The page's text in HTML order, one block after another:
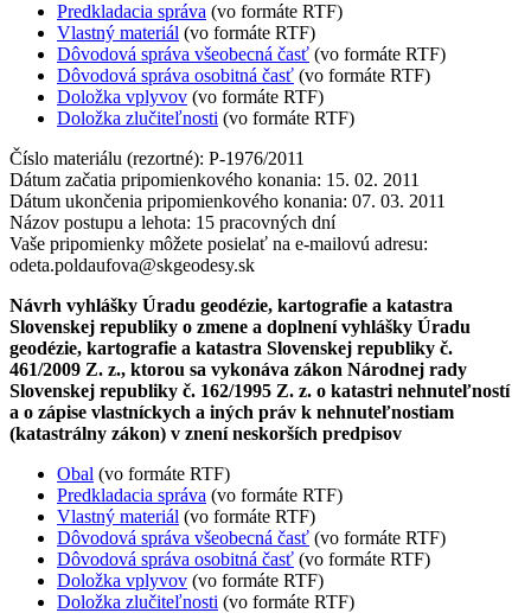
Predkladacia správa (vo formáte RTF)
Vlastný materiál (vo formáte RTF)
Dôvodová správa všeobecná časť (vo formáte RTF)
Dôvodová správa osobitná časť (vo formáte RTF)
Doložka vplyvov (vo formáte RTF)
Doložka zlučiteľnosti (vo formáte RTF)
Číslo materiálu (rezortné): P-1976/2011
Dátum začatia pripomienkového konania: 15. 02. 2011
Dátum ukončenia pripomienkového konania: 07. 03. 2011
Názov postupu a lehota: 15 pracovných dní
Vaše pripomienky môžete posielať na e-mailovú adresu:
odeta.poldaufova@skgeodesy.sk
Návrh vyhlášky Úradu geodézie, kartografie a katastra
Slovenskej republiky o zmene a doplnení vyhlášky Úradu
geodézie, kartografie a katastra Slovenskej republiky č.
461/2009 Z. z., ktorou sa vykonáva zákon Národnej rady
Slovenskej republiky č. 162/1995 Z. z. o katastri nehnuteľností
a o zápise vlastníckych a iných práv k nehnuteľnostiam
(katastrálny zákon) v znení neskorších predpisov
Obal (vo formáte RTF)
Predkladacia správa (vo formáte RTF)
Vlastný materiál (vo formáte RTF)
Dôvodová správa všeobecná časť (vo formáte RTF)
Dôvodová správa osobitná časť (vo formáte RTF)
Doložka vplyvov (vo formáte RTF)
Doložka zlučiteľnosti (vo formáte RTF)